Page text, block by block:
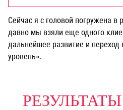
Сейчас я с головой погружена в
давно мы взяли еще одного
дальнейшее развитие и переход
уровень».